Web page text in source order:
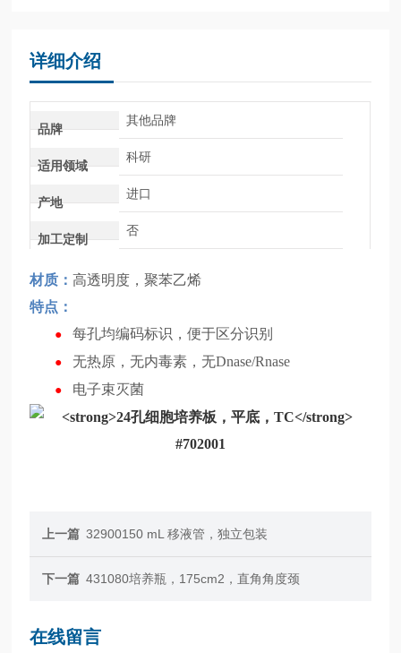
详细介绍
品牌
其他品牌
适用领域
科研
产地
进口
加工定制
否
材质：高透明度，聚苯乙烯
特点：
●每孔均编码标识，便于区分识别
● 无热原，无内毒素，无Dnase/Rnase
● 电子束灭菌
上一篇 32900150 mL 移液管，独立包装
下一篇 431080培养瓶，175cm2，直角角度颈
在线留言